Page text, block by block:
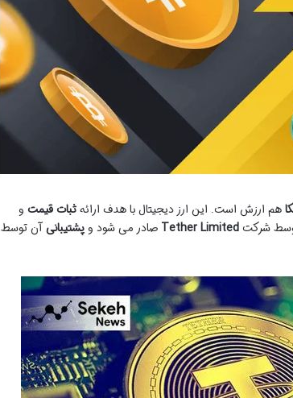
هم ارزش است. این ارز دیجیتال با هدف ارائهثبات قیمت و
توسط شرکتTether Limited صادر می شود وپشتیبانیآن توسط